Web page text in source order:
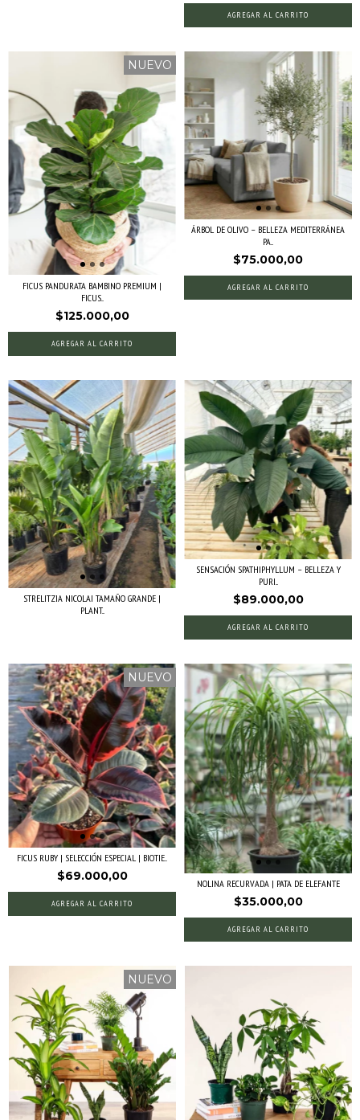
AGREGAR AL CARRITO
NUEVO
FICUS PANDURATA BAMBINO PREMIUM |
FICUS...
$125.000,00
AGREGAR AL CARRITO
ÁRBOL DE OLIVO – BELLEZA MEDITERRÁNEA
PA...
$75.000,00
AGREGAR AL CARRITO
STRELITZIA NICOLAI TAMAÑO GRANDE |
PLANT...
SENSACIÓN SPATHIPHYLLUM – BELLEZA Y
PURI...
$89.000,00
AGREGAR AL CARRITO
NUEVO
FICUS RUBY | SELECCIÓN ESPECIAL | BIOTIE...
$69.000,00
NOLINA RECURVADA | PATA DE ELEFANTE
$35.000,00
AGREGAR AL CARRITO
NUEVO